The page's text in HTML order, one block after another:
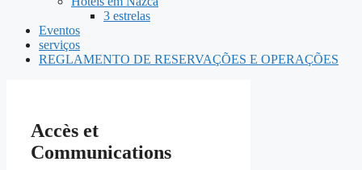
3 estrelas
Eventos
serviços
REGLAMENTO DE RESERVAÇÕES E OPERAÇÕES
Accès et
Communications